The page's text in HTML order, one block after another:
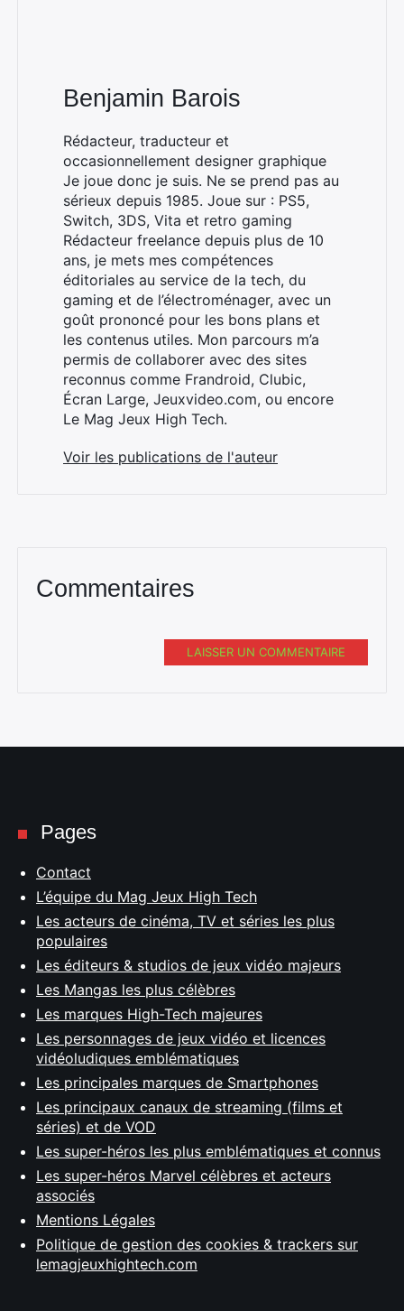
Benjamin Barois
Rédacteur, traducteur et
occasionnellement designer graphique
Je joue donc je suis. Ne se prend pas au
sérieux depuis 1985. Joue sur : PS5,
Switch, 3DS, Vita et retro gaming
Rédacteur freelance depuis plus de 10
ans, je mets mes compétences
éditoriales au service de la tech, du
gaming et de l’électroménager, avec un
goût prononcé pour les bons plans et
les contenus utiles. Mon parcours m’a
permis de collaborer avec des sites
reconnus comme Frandroid, Clubic,
Écran Large, Jeuxvideo.com, ou encore
Le Mag Jeux High Tech.
Voir les publications de l'auteur
Commentaires
LAISSER UN COMMENTAIRE
Pages
Contact
L’équipe du Mag Jeux High Tech
Les acteurs de cinéma, TV et séries les plus
populaires
Les éditeurs & studios de jeux vidéo majeurs
Les Mangas les plus célèbres
Les marques High-Tech majeures
Les personnages de jeux vidéo et licences
vidéoludiques emblématiques
Les principales marques de Smartphones
Les principaux canaux de streaming (films et
séries) et de VOD
Les super-héros les plus emblématiques et connus
Les super-héros Marvel célèbres et acteurs
associés
Mentions Légales
Politique de gestion des cookies & trackers sur
lemagjeuxhightech.com